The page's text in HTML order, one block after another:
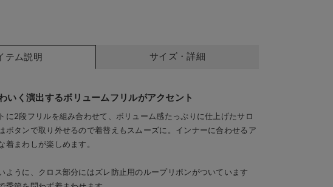
せるので着替えもスムーズにできます
テム説明 サイズ・詳細
いく演出するボリュームフリルがアクセント
に2段フリルを組み合わせて、ボリューム感たっぷりに仕上げたサロ
ボタンで取り外せるので着替えもスムーズに。インナーに合わせるア
着まわしが楽しめます。
ように、クロス部分にはズレ防止用のループリボンがついています